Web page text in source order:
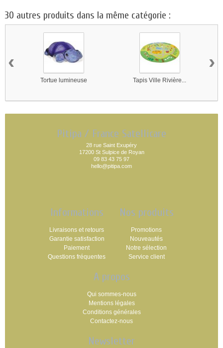
30 autres produits dans la même catégorie :
Tortue lumineuse Tapis Ville Rivière...
‹ ›
Pitipa / France Satellicare
28 rue Saint Exupéry
17200 St Sulpice de Royan
09 83 43 75 97
hello@pitipa.com
Informations
Livraisons et retours
Garantie satisfaction
Paiement
Questions fréquentes
Nos produits
Promotions
Nouveautés
Notre sélection
Service client
A propos
Qui sommes-nous
Mentions légales
Conditions générales
Contactez-nous
Newsletter